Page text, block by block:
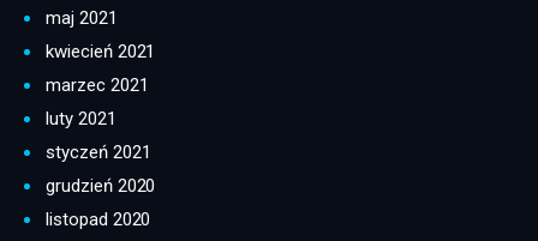
maj 2021
kwiecień 2021
marzec 2021
luty 2021
styczeń 2021
grudzień 2020
listopad 2020